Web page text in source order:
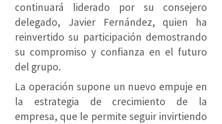
continuará liderado por su consejero
delegado, Javier Fernández, quien ha
reinvertido su participación demostrando
su compromiso y confianza en el futuro
del grupo.
La operación supone un nuevo empuje en
la estrategia de crecimiento de la
empresa, que le permite seguir invirtiendo